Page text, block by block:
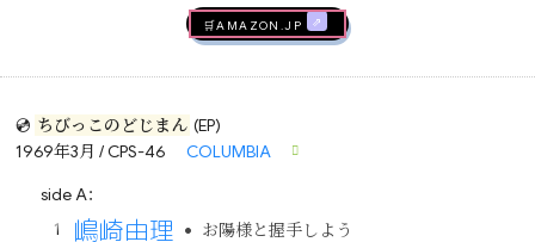
🛒AMAZON.jp
💿 ちびっこのどじまん (EP)
1969年3月 / CPS-46
COLUMBIA
side A：
嶋崎由理 • お陽様と握手しよう